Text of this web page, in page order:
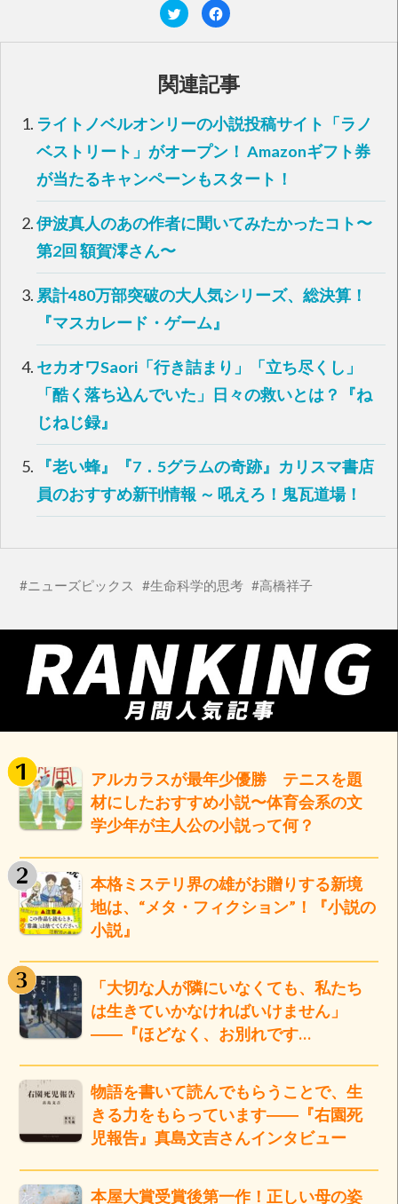
ク
リ
ク
T
w
i
e
で
有
(
新
し
ウ
ィ
で
開
き
ま
す
F
a
e
o
k
で
有
す
に
は
ク
リ
ッ
ク
て
(
新
し
ウ
で
き
ま
関連記事
ライトノベルオンリーの小説投稿サイト「ラノ
ベストリート」がオープン！ Amazonギフト券
が当たるキャンペーンもスタート！
伊波真人のあの作者に聞いてみたかったコト〜
第2回 額賀澪さん〜
累計480万部突破の大人気シリーズ、総決算！
『マスカレード・ゲーム』
セカオワSaori「行き詰まり」「立ち尽くし」
「酷く落ち込んでいた」日々の救いとは？『ね
じねじ録』
『老い蜂』『7．5グラムの奇跡』カリスマ書店
員のおすすめ新刊情報 ～ 吼えろ！鬼瓦道場！
ニューズピックス 生命科学的思考 高橋祥子
アルカラスが最年少優勝 テニスを題
材にしたおすすめ小説〜体育会系の文
学少年が主人公の小説って何？
本格ミステリ界の雄がお贈りする新境
地は、“メタ・フィクション”！『小説の
小説』
「大切な人が隣にいなくても、私たち
は生きていかなければいけません」
――『ほどなく、お別れです…
物語を書いて読んでもらうことで、生
きる力をもらっています――『右園死
児報告』真島文吉さんインタビュー
本屋大賞受賞後第一作！正しい母の姿